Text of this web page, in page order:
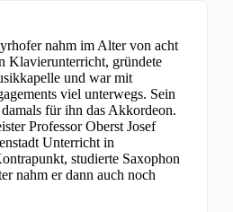
nahm im Alter von acht
Klavierunterricht, gründete
und war mit
viel unterwegs. Sein
für ihn das Akkordeon.
Professor Oberst Josef
Unterricht in
studierte Saxophon
nahm er dann auch noch